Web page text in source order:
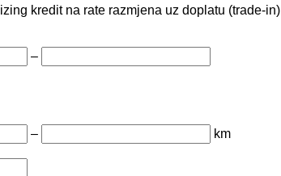
lizing kredit na rate razmjena uz doplatu (trade-in)
–
–
km